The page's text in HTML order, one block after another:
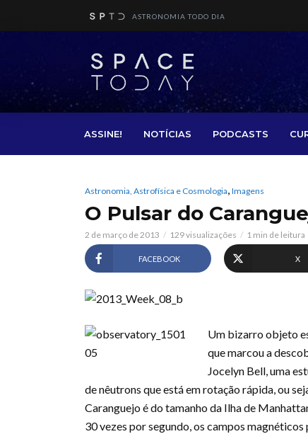
ASTRONOMIA TODO DIA
ASSINE! NOTÍCIAS PODCASTS
Astronomia, Astrofísica e Cosmologia, Imagens
O Pulsar do
2 de março de 2013 129 visualizações 1 min de leitura
FACEBOOK X
Um bizarro objeto
que marcou a
Jocelyn Bell, uma
de nêutrons que está em rotação rápida, ou
Caranguejo é do tamanho da Ilha de
30 vezes por segundo, os campos